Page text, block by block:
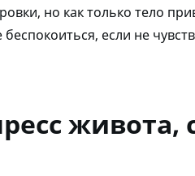
но как только тело
если не
живота,